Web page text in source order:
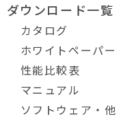
ダウンロード一覧
カタログ
ホワイトペーパー
性能比較表
マニュアル
ソフトウェア・他